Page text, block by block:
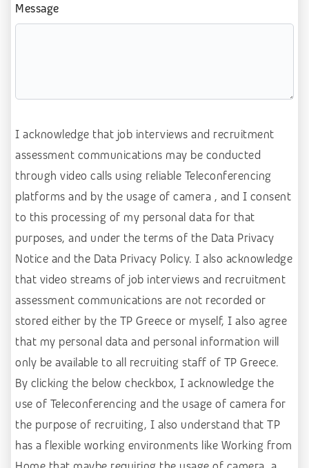
Education
Healthcare
Hospitality & Travel
HR – Recruitment
IGaming, online betting
IT, computer science, software development
Law & social sciences
Linguistics and languages
Manufacturing & construction
Marketing & Communications
Media
Public sector
Retail, wholesale, accomodation
Sales B2B – Buisiness Development
Message
I acknowledge that job interviews and recruitment
assessment communications may be conducted
through video calls using reliable Teleconferencing
platforms and by the usage of camera , and I consent
to this processing of my personal data for that
purposes, and under the terms of the Data Privacy
Notice and the Data Privacy Policy. I also acknowledge
that video streams of job interviews and recruitment
assessment communications are not recorded or
stored either by the TP Greece or myself, I also agree
that my personal data and personal information will
only be available to all recruiting staff of TP Greece.
By clicking the below checkbox, I acknowledge the
use of Teleconferencing and the usage of camera for
the purpose of recruiting, I also understand that TP
has a flexible working environments like Working from